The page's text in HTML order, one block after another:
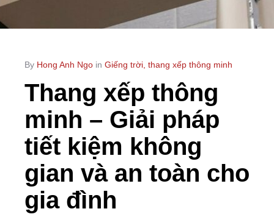
By Hong Anh Ngo in Giếng trời, thang xếp thông minh
Thang xếp thông
minh – Giải pháp
tiết kiệm không
gian và an toàn cho
gia đình